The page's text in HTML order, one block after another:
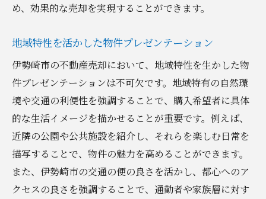
め、効果的な売却を実現することができます。
地域特性を活かした物件プレゼンテーション
伊勢崎市の不動産売却において、地域特性を生かした物
件プレゼンテーションは不可欠です。地域特有の自然環
境や交通の利便性を強調することで、購入希望者に具体
的な生活イメージを描かせることが重要です。例えば、
近隣の公園や公共施設を紹介し、それらを楽しむ日常を
描写することで、物件の魅力を高めることができます。
また、伊勢崎市の交通の便の良さを活かし、都心へのア
クセスの良さを強調することで、通勤者や家族層に対す